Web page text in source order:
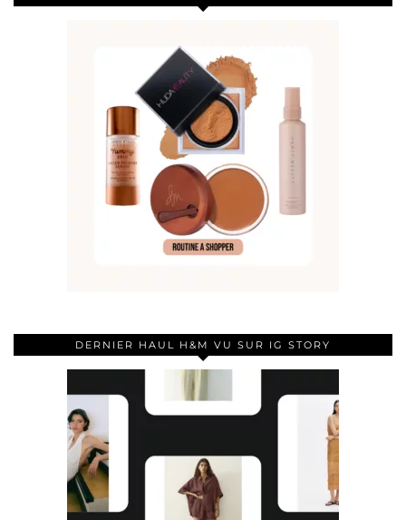
DERNIER HAUL H&M VU SUR IG STORY